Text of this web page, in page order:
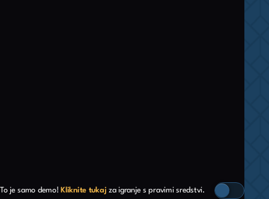
To je samo demo! Kliknite tukaj za igranje s pravimi sredstvi.